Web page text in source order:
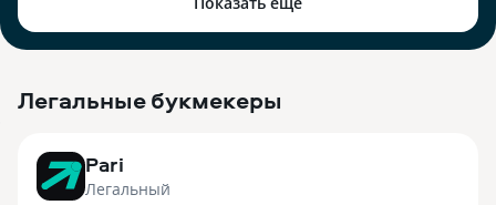
Легальные букмекеры
Pari
Легальный